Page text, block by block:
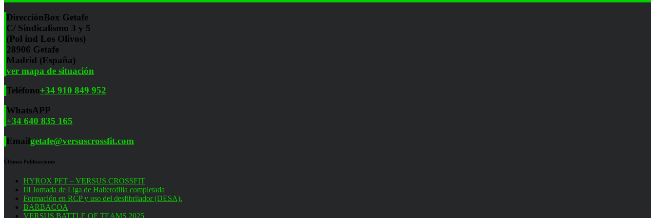
DirecciónBox Getafe
C/ Sindicalismo 3 y 5
(Pol ind Los Olivos)
28906 Getafe
Madrid (España)
ver mapa de situación
Teléfono+34 910 849 952
WhatsAPP
+34 640 835 165
Emailgetafe@versuscrossfit.com
Últimas Publicaciones
HYROX PFT – VERSUS CROSSFIT
III Jornada de Liga de Halterofilia completada
Formación en RCP y uso del desfibrilador (DESA).
BARBACOA
VERSUS BATTLE OF TEAMS 2025